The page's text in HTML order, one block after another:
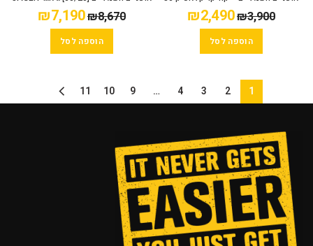
₪3,900
₪2,490
הוספה לסל
₪8,670
₪7,190
הוספה לסל
1
2
3
4
…
9
10
11